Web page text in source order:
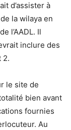
d’assister à
la wilaya en
l’AADL. Il
inclure des
2.
le site de
bien avant
fournies
Au